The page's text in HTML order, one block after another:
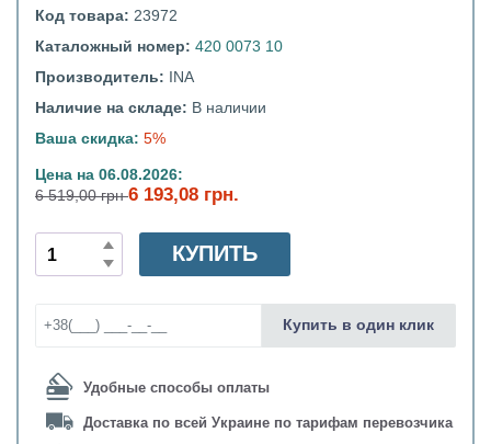
Код товара: 23972
Каталожный номер: 420 0073 10
Производитель: INA
Наличие на складе: В наличии
Ваша скидка: 5%
Цена на 06.08.2026:
6 519,00 грн6 193,08 грн.
Удобные способы оплаты
Доставка по всей Украине по тарифам перевозчика
КУПИТЬ
Купить в один клик